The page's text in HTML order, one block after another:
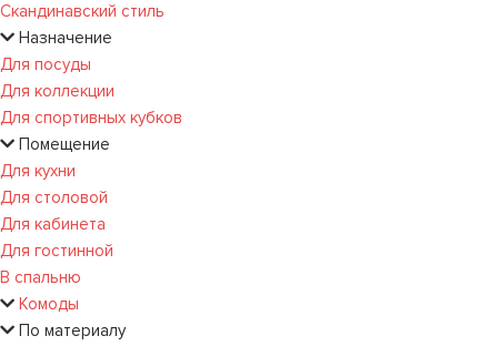
Скандинавский стиль
Назначение
Для посуды
Для коллекции
Для спортивных кубков
Помещение
Для кухни
Для столовой
Для кабинета
Для гостинной
В спальню
Комоды
По материалу